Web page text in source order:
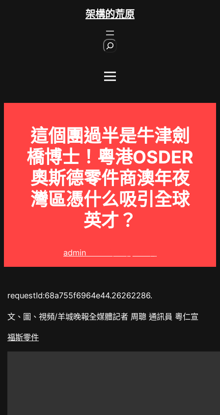
架構的荒原
這個團過半是牛津劍
橋博士！粵港OSDER
奧斯德零件商澳年夜
灣區憑什么吸引全球
英才？
admin
requestId:68a755f6964e44.26262286.
文、圖、視頻/羊城晚報全媒體記者 周聰 通訊員 粵仁宣
福斯零件